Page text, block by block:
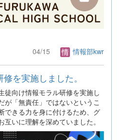
04/15 情報部kwr
を実施しました。
徒向け情報モラル研修を実施し
が「無責任」ではないというこ
できる力を身に付けるため、グ
いに理解を深めていました。